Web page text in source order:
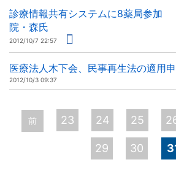
診療情報共有システムに8薬局参
院・森氏
2012/10/7 22:57
医療法人木下会、民事再生法の適用
2012/10/3 09:37
ペ
ー
前 23 24 25
29 30